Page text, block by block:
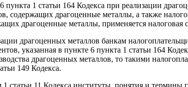
пункта 1 статьи 164 Кодекса при реализации
содержащих драгоценные металлы, а также
драгоценные металлы, применяется
драгоценных металлов банкам
указанная в пункте 6 пункта 1 статьи 164
драгоценных металлов, то такими
149 Кодекса.
статьи 11 Кодекса институты, понятия и термины